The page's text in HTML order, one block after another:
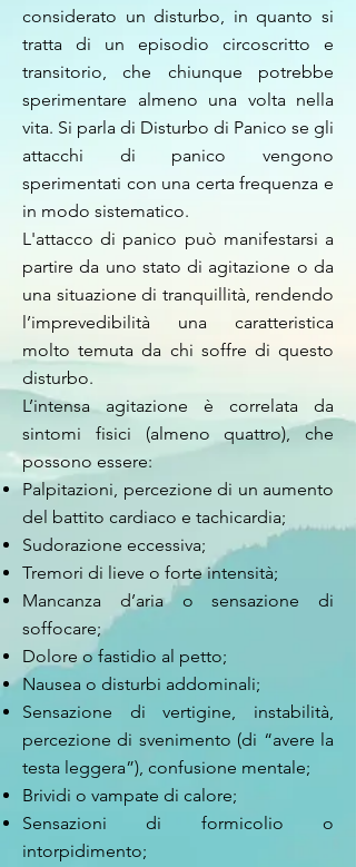
considerato un disturbo, in quanto si
tratta di un episodio circoscritto e
transitorio, che chiunque potrebbe
sperimentare almeno una volta nella
vita. Si parla di Disturbo di Panico se gli
attacchi di panico vengono
sperimentati con una certa frequenza e
in modo sistematico.
L'attacco di panico può manifestarsi a
partire da uno stato di agitazione o da
una situazione di tranquillità, rendendo
l’imprevedibilità una caratteristica
molto temuta da chi soffre di questo
disturbo.
L’intensa agitazione è correlata da
sintomi fisici (almeno quattro), che
possono essere:
Palpitazioni, percezione di un aumento
del battito cardiaco e tachicardia;
Sudorazione eccessiva;
Tremori di lieve o forte intensità;
Mancanza d’aria o sensazione di
soffocare;
Dolore o fastidio al petto;
Nausea o disturbi addominali;
Sensazione di vertigine, instabilità,
percezione di svenimento (di “avere la
testa leggera”), confusione mentale;
Brividi o vampate di calore;
Sensazioni di formicolio o
intorpidimento;